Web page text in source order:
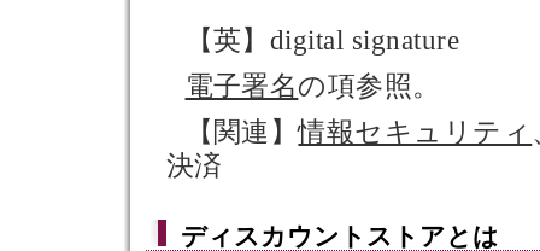
【英】digital signature
電子署名の項参照。
【関連】情報セキュリティ
決済
ディスカウントストアとは